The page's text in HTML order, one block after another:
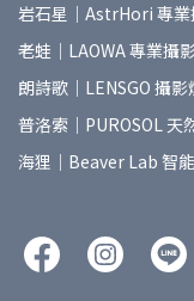
岩石星｜AstrHori 專業
老蛙｜LAOWA 專業攝
朗詩歌｜LENSGO 攝影
普洛索｜PUROSOL 天
海狸｜Beaver Lab 智